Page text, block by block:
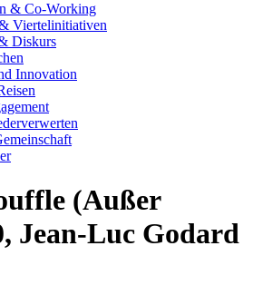
& Co-Working
Viertelinitiativen
Diskurs
Innovation
(Außer
Jean-Luc Godard